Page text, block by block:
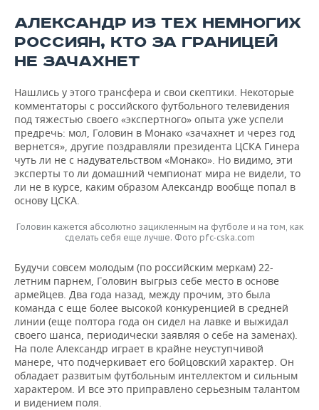
АЛЕКСАНДР ИЗ ТЕХ НЕМНОГИХ
РОССИЯН, КТО ЗА ГРАНИЦЕЙ
НЕ ЗАЧАХНЕТ
Нашлись у этого трансфера и свои скептики. Некоторые
комментаторы с российского футбольного телевидения
под тяжестью своего «экспертного» опыта уже успели
предречь: мол, Головин в Монако «зачахнет и через год
вернется», другие поздравляли президента ЦСКА Гинера
чуть ли не с надувательством «Монако». Но видимо, эти
эксперты то ли домашний чемпионат мира не видели, то
ли не в курсе, каким образом Александр вообще попал в
основу ЦСКА.
Головин кажется абсолютно зацикленным на футболе и на том, как
сделать себя еще лучше. Фото pfc-cska.com
Будучи совсем молодым (по российским меркам) 22-
летним парнем, Головин выгрыз себе место в основе
армейцев. Два года назад, между прочим, это была
команда с еще более высокой конкуренцией в средней
линии (еще полтора года он сидел на лавке и выжидал
своего шанса, периодически заявляя о себе на заменах).
На поле Александр играет в крайне неуступчивой
манере, что подчеркивает его бойцовский характер. Он
обладает развитым футбольным интеллектом и сильным
характером. И все это приправлено серьезным талантом
и видением поля.